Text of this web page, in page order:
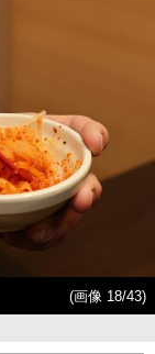
(画像 18/43)